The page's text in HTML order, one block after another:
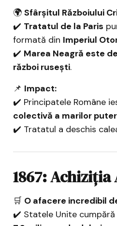
🌍 Sfârșitul Războiului
✔️ Tratatul de la Paris
formată din Imperiul
✔️ Marea Neagră este
război rusești.
📌 Impact:
✔️ Principatele Române
colectivă a marilor
✔️ Tratatul a deschis
1867: Achiziția
🛒 O afacere incredibil
✔️ Statele Unite cumpără